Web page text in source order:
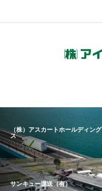
（株）アスカートホールディング
ス
サンキュー運送（有）